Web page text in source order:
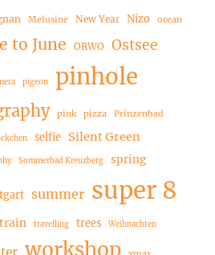
Melusine New Year Nizo ocean
to June ORWO Ostsee
pigeon pinhole
pink pizza Prinzenbad
selfie Silent Green
Sommerbad Kreuzberg spring
summer super 8
train travelling trees Weihnachten
workshop